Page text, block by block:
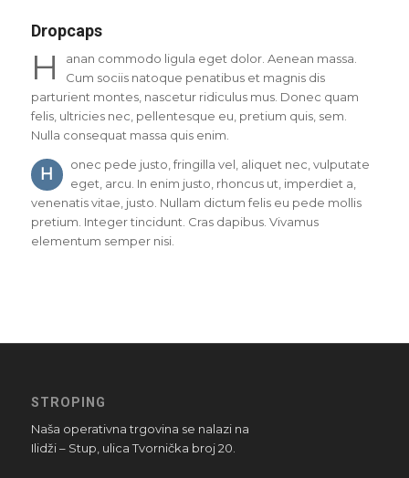
Dropcaps
H
anan commodo ligula eget dolor. Aenean massa.
Cum sociis natoque penatibus et magnis dis
parturient montes, nascetur ridiculus mus. Donec quam
felis, ultricies nec, pellentesque eu, pretium quis, sem.
Nulla consequat massa quis enim.
H
onec pede justo, fringilla vel, aliquet nec, vulputate
eget, arcu. In enim justo, rhoncus ut, imperdiet a,
venenatis vitae, justo. Nullam dictum felis eu pede mollis
pretium. Integer tincidunt. Cras dapibus. Vivamus
elementum semper nisi.
STROPING
Naša operativna trgovina se nalazi na
Ilidži – Stup, ulica Tvornička broj 20.